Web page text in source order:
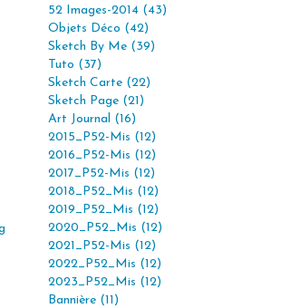
52 Images-2014 (43)
Objets Déco (42)
Sketch By Me (39)
Tuto (37)
Sketch Carte (22)
Sketch Page (21)
Art Journal (16)
2015_P52-Mis (12)
2016_P52-Mis (12)
2017_P52-Mis (12)
2018_P52_Mis (12)
2019_P52_Mis (12)
2020_P52_Mis (12)
2021_P52-Mis (12)
2022_P52_Mis (12)
2023_P52_Mis (12)
Bannière (11)